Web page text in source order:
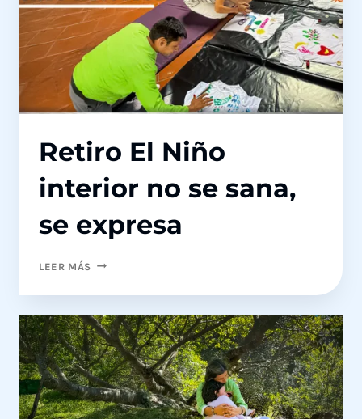
Retiro El Niño
interior no se sana,
se expresa
LEER MÁS RETIRO
NIÑO
NO
SE
SANA,
SE
EXPRESA